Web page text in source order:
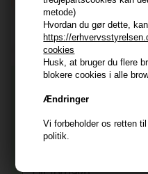
metode)
Hvordan du gør dette,
https://
cookies
Husk, at bruger du flere
blokere cookies i alle
Ændringer
Vi forbeholder os retten
politik.
ConsentJeg accepterer vilkår og
Læs mere her
Husk at vi har
Vi sender samme hverdag
356 dages returret
+9600 anmeldelser på
Tilmeld dig
Og modtag nyheder,